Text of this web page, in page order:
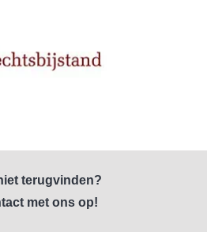
terugvinden?
met ons op!